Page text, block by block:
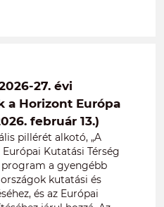
27. évi
a Horizont Európa
február 13.)
pillérét alkotó, „A
Európai Kutatási Térség
program a gyengébb
kutatási és
és az Európai